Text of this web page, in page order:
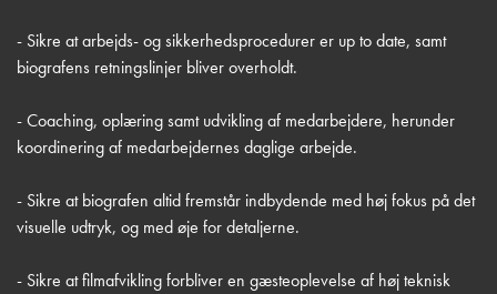
- Sikre at arbejds- og sikkerhedsprocedurer er up to date, samt
biografens retningslinjer bliver overholdt.
- Coaching, oplæring samt udvikling af medarbejdere, herunder
koordinering af medarbejdernes daglige arbejde.
- Sikre at biografen altid fremstår indbydende med høj fokus på det
visuelle udtryk, og med øje for detaljerne.
- Sikre at filmafvikling forbliver en gæsteoplevelse af høj teknisk